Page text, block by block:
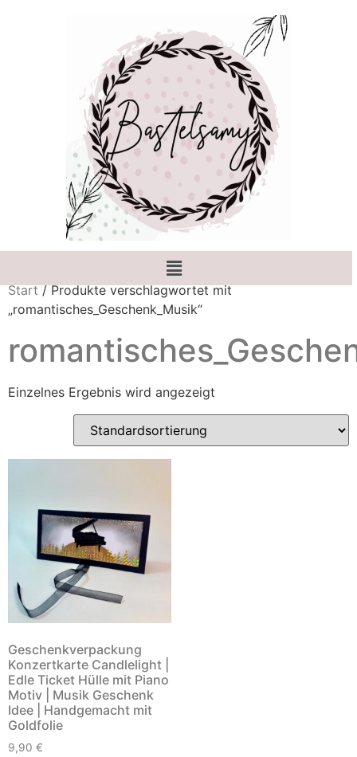
Start/ Produkte verschlagwortet mit
„romantisches_Geschenk_Musik“
Einzelnes Ergebnis wird angezeigt
Geschenkverpackung
Konzertkarte Candlelight |
Edle Ticket Hülle mit Piano
Motiv | Musik Geschenk
Idee | Handgemacht mit
Goldfolie
9,90 €